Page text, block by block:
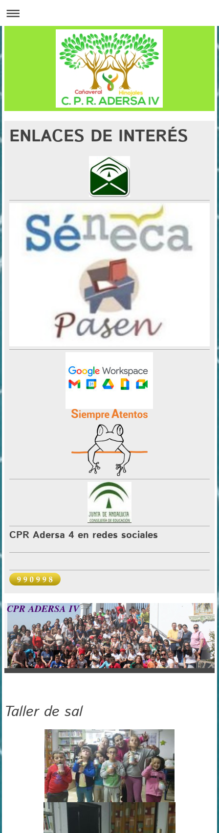
ENLACES DE INTERÉS
CPR Adersa 4 en redes sociales
CPR ADERSA IV
Taller de sal